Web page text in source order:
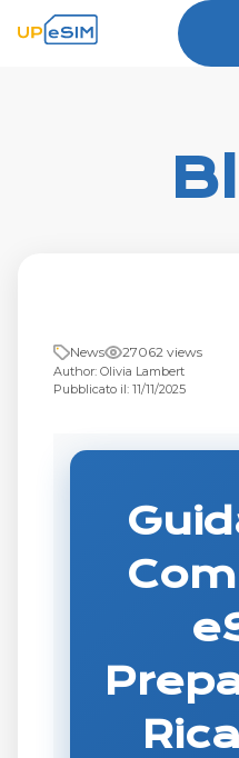
News 27062 views
Author: Olivia Lambert
Pubblicato il: 11/11/2025